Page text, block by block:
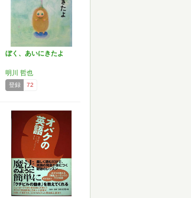
ぼく、あいにきたよ
明川 哲也
登録 72